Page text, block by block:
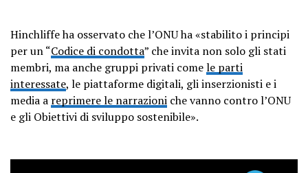
Hinchliffe ha osservato che l’ONU ha «stabilito i principi
per un “Codice di condotta” che invita non solo gli stati
membri, ma anche gruppi privati ​​comele parti
interessate, le piattaforme digitali, gli inserzionisti e i
media a reprimere le narrazioni che vanno contro l’ONU
e gli Obiettivi di sviluppo sostenibile».